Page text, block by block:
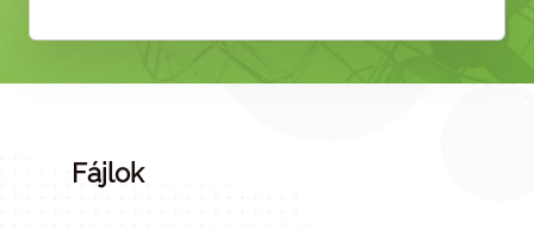
Fájlok